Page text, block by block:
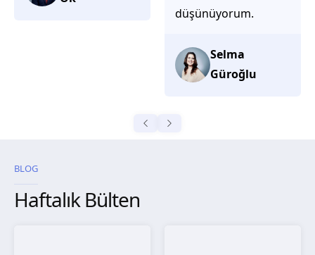
düşünüyorum.
Selma
Güroğlu
BLOG
Haftalık Bülten